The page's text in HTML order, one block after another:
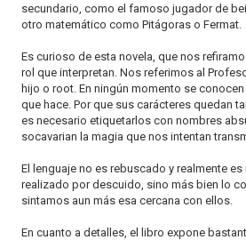
secundario, como el famoso jugador de
otro matemático como Pitágoras o Fermat.
Es curioso de esta novela, que nos
rol que interpretan. Nos referimos al
hijo o root. En ningún momento se
que hace. Por que sus carácteres quedan
es necesario etiquetarlos con nombres
socavarian la magia que nos intentan
El lenguaje no es rebuscado y realmente es
realizado por descuido, sino más bien lo
sintamos aun más esa cercana con ellos.
En cuanto a detalles, el libro expone